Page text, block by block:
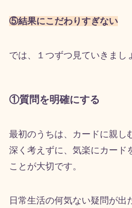
⑤結果にこだわりすぎない
では、１つずつ見ていきまし
①質問を明確にする
最初のうちは、カードに親し
深く考えずに、気楽にカード
ことが大切です。
日常生活の何気ない疑問が出